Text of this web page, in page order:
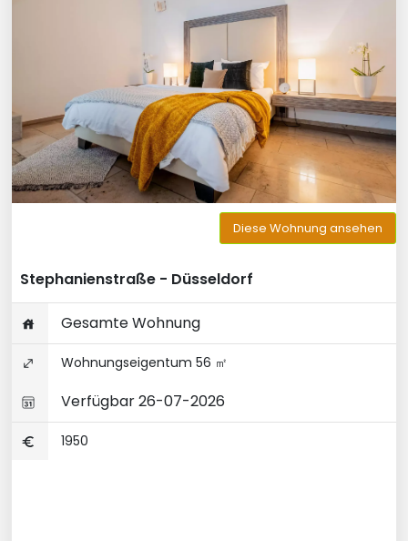
Diese Wohnung ansehen
Stephanienstraße - Düsseldorf
Gesamte Wohnung
Wohnungseigentum 56 ㎡
Verfügbar 26-07-2026
1950